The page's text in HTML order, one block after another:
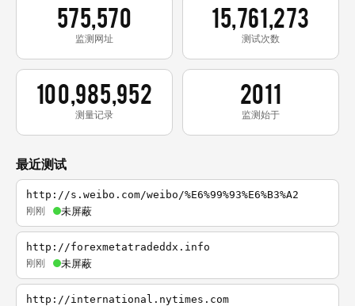
575,570
监测网址
15,761,273
测试次数
100,985,952
测量记录
2011
监测始于
最近测试
http://s.weibo.com/weibo/%E6%99%93%E6%B3%A2
刚刚 未屏蔽
http://forexmetatradeddx.info
刚刚 未屏蔽
http://international.nytimes.com